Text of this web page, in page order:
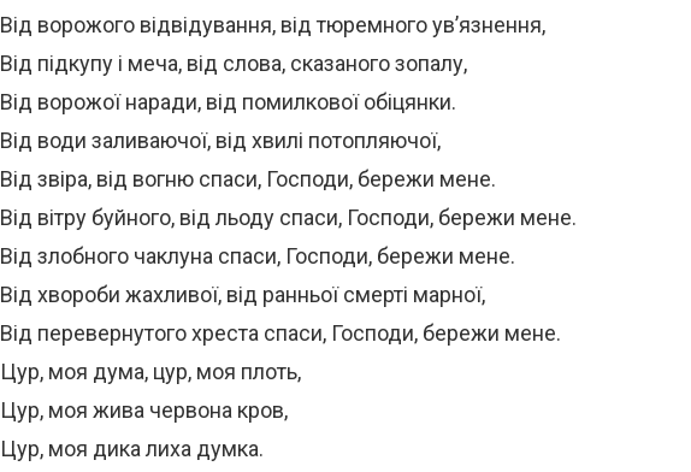
Від ворожого відвідування, від тюремного ув’язнення,
Від підкупу і меча, від слова, сказаного зопалу,
Від ворожої наради, від помилкової обіцянки.
Від води заливаючої, від хвилі потопляючої,
Від звіра, від вогню спаси, Господи, бережи мене.
Від вітру буйного, від льоду спаси, Господи, бережи мене.
Від злобного чаклуна спаси, Господи, бережи мене.
Від хвороби жахливої, від ранньої смерті марної,
Від перевернутого хреста спаси, Господи, бережи мене.
Цур, моя дума, цур, моя плоть,
Цур, моя жива червона кров,
Цур, моя дика лиха думка.